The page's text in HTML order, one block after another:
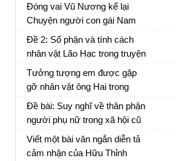
Đóng vai Vũ Nương kể lại
Chuyện người con gái Nam
Xương
Kể lại Chuyện người con gái Nam
lời của nhân vật Vũ Nương
Đề 2: Số phận và tính cách
nhân vật Lão Hạc trong truyện
ngắn Lão Hạc của Nam Cao.
Tưởng tượng em được gặp
gỡ nhân vật ông Hai trong
truyện ngắn "Làng" của nhà
văn Kim Lân và trò chuyện
cùng ông về những ngày
tháng đi tản cư
Tưởng tượng gặp gỡ và trò chuyện với
Đề bài: Suy nghĩ về thân phận
người phụ nữ trong xã hội cũ
qua nhân vật Vũ Nương ở
Chuyện người con gái Nam
Viết một bài văn ngắn diễn tả
cảm nhận của Hữu Thỉnh